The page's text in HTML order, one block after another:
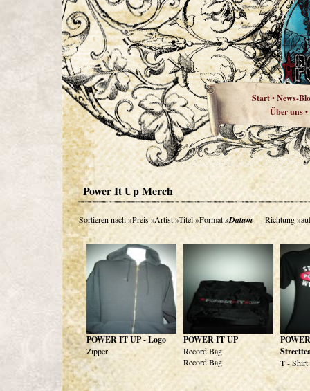
Start•News-
Über uns•
Power It Up Merch
Sortieren nach»Preis»Artist»Titel»Format»Datum Richtung
POWER IT UP - Logo
Zipper
POWER IT UP
Record Bag
Record Bag
T - Shirt